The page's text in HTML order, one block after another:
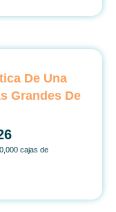
De Una
Grandes De
cajas de